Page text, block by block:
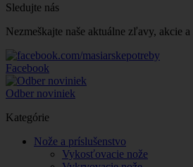
Sledujte nás
Nezmeškajte naše aktuálne zľavy, akcie
Facebook
Odber noviniek
Kategórie
Nože a príslušenstvo
Vykosťovacie nože